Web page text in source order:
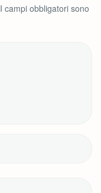
I campi obbligatori sono